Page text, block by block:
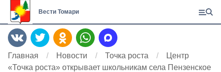
Вести Томари
Главная Новости Точка роста
Центр
«Точка роста» открывает школьникам села Пензенское